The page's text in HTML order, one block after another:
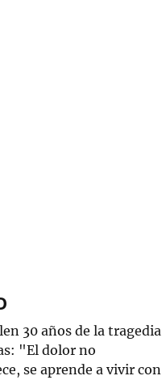
30 años de la tragedia
"El dolor no
se aprende a vivir con